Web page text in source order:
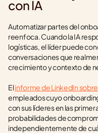
con IA
Automatizar partes del
reenfoca. Cuando la IA
logísticas, el líder puede
conversaciones que
crecimiento y contexto de
El informe de LinkedIn
empleados cuyo
con sus líderes en las
probabilidades de
independientemente de